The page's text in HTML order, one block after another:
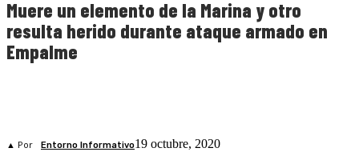
Muere un elemento de la Marina y otro
resulta herido durante ataque armado en
Empalme
▲ Por Entorno Informativo19 octubre, 2020